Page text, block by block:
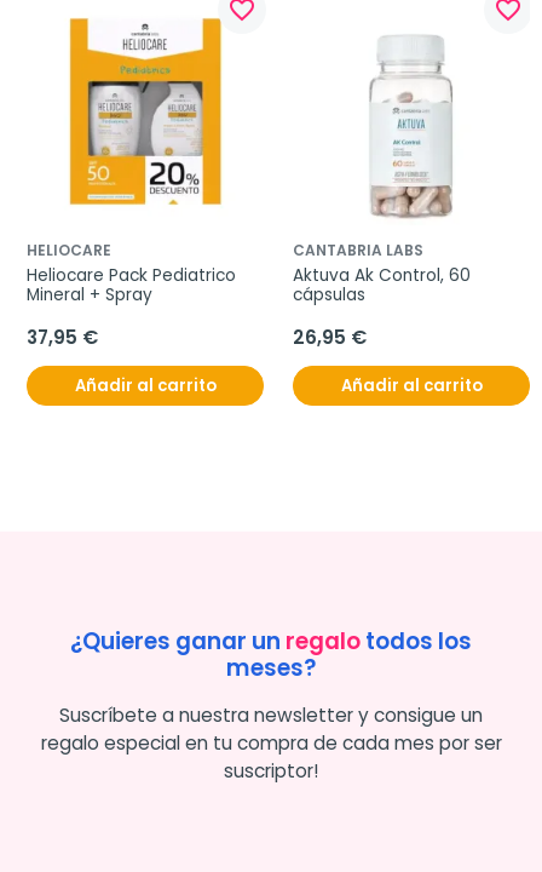
favorite_border
HELIOCARE
Heliocare Pack Pediatrico
Mineral + Spray
37,95 €
Añadir al carrito
favorite_border
CANTABRIA LABS
Aktuva Ak Control, 60
cápsulas
26,95 €
Añadir al carrito
¿Quieres ganar un regalotodos los
meses?
Suscríbete a nuestra newsletter y consigue un
regalo especial en tu compra de cada mes por ser
suscriptor!